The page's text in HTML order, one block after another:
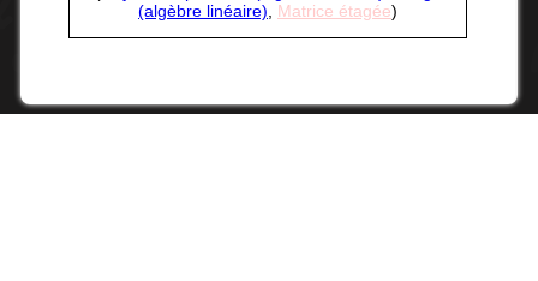
(algèbre linéaire)
Matrice étagée)